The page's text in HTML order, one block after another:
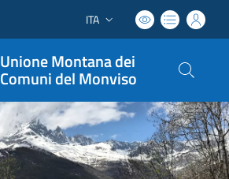
Lingua attiva:
ITA
Unione Montana dei
Comuni del Monviso